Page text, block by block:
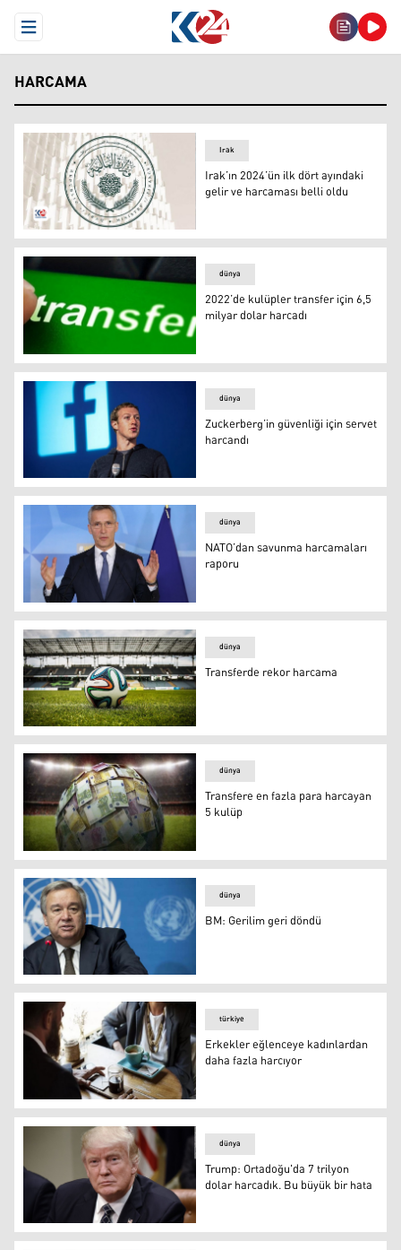
Open Menu
HARCAMA
Irak Maliye Bakanlığı
Irak
Irak’ın 2024’ün ilk dört ayındaki
gelir ve harcaması belli oldu
2022’de kulüpler transfer için 6,5 milyar dolar harcadı
dünya
2022’de kulüpler transfer için 6,5
milyar dolar harcadı
Zuckerberg’in güvenliği için servet harcandı
dünya
Zuckerberg’in güvenliği için servet
harcandı
NATO’dan savunma harcamaları raporu
dünya
NATO’dan savunma harcamaları
raporu
Transferde rekor harcama
dünya
Transferde rekor harcama
Transfere en fazla para harcayan 5 kulüp
dünya
Transfere en fazla para harcayan
5 kulüp
BM: Gerilim geri döndü
dünya
BM: Gerilim geri döndü
Erkekler eğlenceye kadınlardan daha fazla harcıyor
türkiye
Erkekler eğlenceye kadınlardan
daha fazla harcıyor
Trump: Ortadoğu'da 7 trilyon dolar harcadık. Bu büyük
dünya
Trump: Ortadoğu'da 7 trilyon
dolar harcadık. Bu büyük bir hata